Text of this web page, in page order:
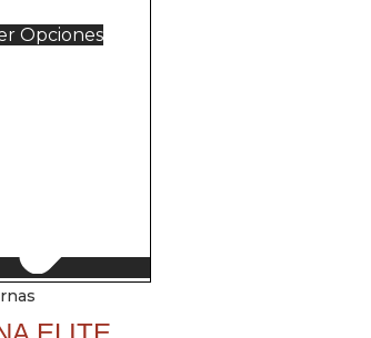
Opciones